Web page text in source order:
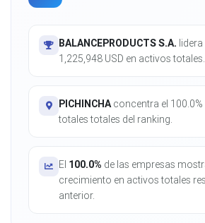
BALANCEPRODUCTS S.A.
1,225,948 USD en activos totales.
PICHINCHAconcentra el
totales totales del ranking.
El 100.0% de las empresas
crecimiento en activos totales
anterior.